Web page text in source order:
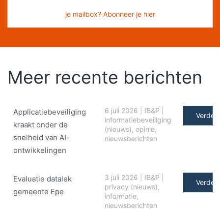
je mailbox? Abonneer je hier
Meer recente berichten
Applicatiebeveiliging
kraakt onder de
snelheid van AI-
ontwikkelingen
6 juli 2026 IB&P
informatiebeveiliging
(nieuws), opinie,
nieuwsberichten
Verder
Evaluatie datalek
gemeente Epe
3 juli 2026 IB&P
privacy (nieuws),
informatie,
nieuwsberichten
Verder